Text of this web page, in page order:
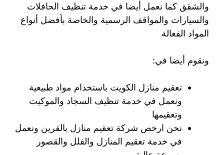
والشقق كما نعمل أيضا في خدمة تنظيف الحافلات
والسيارات والمواقف الرسمية والخاصة بأفضل أنواع
المواد الفعالة
ونقوم أيضا في:
تعقيم منازل الكويت باستخدام مواد طبيعية
ونعمل في خدمة تنظيف السجاد والموكيت
وتعقيمها
نحن ارخص شركة تعقيم منازل بالقرين ونعمل
في خدمة تعقيم المنازل والفلل والقصور